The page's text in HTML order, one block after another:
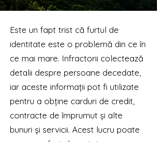
Este un fapt trist că furtul de
identitate este o problemă din ce în
ce mai mare. Infractorii colectează
detalii despre persoane decedate,
iar aceste informații pot fi utilizate
pentru a obține carduri de credit,
contracte de împrumut și alte
bunuri și servicii. Acest lucru poate